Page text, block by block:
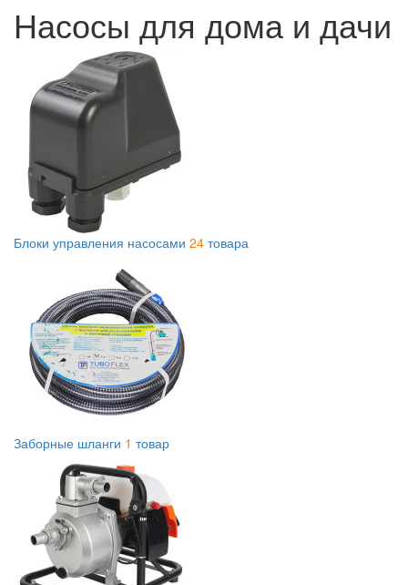
Насосы для дома и дачи
Блоки управления насосами 24 товара
Заборные шланги 1 товар